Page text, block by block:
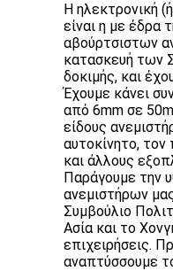
Η ηλεκτρονική
είναι η με έδρα
αβούρτσιστων
κατασκευή των
δοκιμής, και
Έχουμε κάνει
από 6mm σε
είδους
αυτοκίνητο,
και άλλους
Παράγουμε την
ανεμιστήρων
Συμβούλιο
Ασία και το
επιχειρήσεις.
αναπτύσσουμε